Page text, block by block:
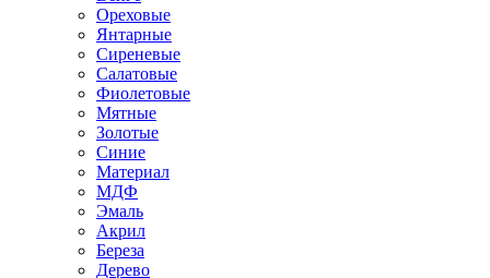
Ореховые
Янтарные
Сиреневые
Салатовые
Фиолетовые
Мятные
Золотые
Синие
Материал
МДФ
Эмаль
Акрил
Береза
Дерево